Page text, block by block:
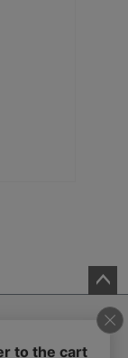
ペー
ジト